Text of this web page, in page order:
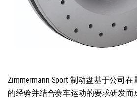
Zimmermann Sport 制动盘基于公司
的经验并结合赛车运动的要求研发而